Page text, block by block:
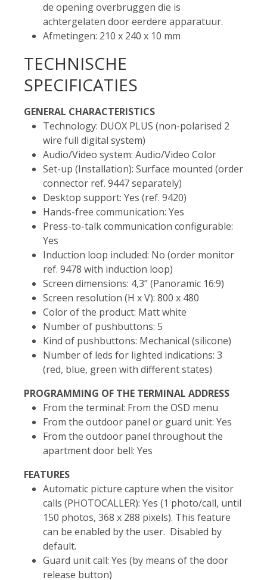
de opening overbruggen die is
achtergelaten door eerdere apparatuur.
Afmetingen: 210 x 240 x 10 mm
TECHNISCHE
SPECIFICATIES
GENERAL CHARACTERISTICS
Technology: DUOX PLUS (non-polarised 2
wire full digital system)
Audio/Video system: Audio/Video Color
Set-up (Installation): Surface mounted (order
connector ref. 9447 separately)
Desktop support: Yes (ref. 9420)
Hands-free communication: Yes
Press-to-talk communication configurable:
Yes
Induction loop included: No (order monitor
ref. 9478 with induction loop)
Screen dimensions: 4,3” (Panoramic 16:9)
Screen resolution (H x V): 800 x 480
Color of the product: Matt white
Number of pushbuttons: 5
Kind of pushbuttons: Mechanical (silicone)
Number of leds for lighted indications: 3
(red, blue, green with different states)
PROGRAMMING OF THE TERMINAL ADDRESS
From the terminal: From the OSD menu
From the outdoor panel or guard unit: Yes
From the outdoor panel throughout the
apartment door bell: Yes
FEATURES
Automatic picture capture when the visitor
calls (PHOTOCALLER): Yes (1 photo/call, until
150 photos, 368 x 288 pixels). This feature
can be enabled by the user. Disabled by
default.
Guard unit call: Yes (by means of the door
release button)